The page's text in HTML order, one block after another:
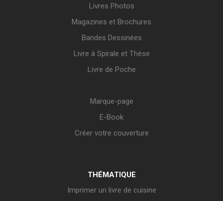
Livres Photos
Magazines et Brochures
Bandes Dessinées
Livre à Spirale et Thèse
Livre de Poche
Marque-page
E-Book
Créer votre couverture
THÉMATIQUE
Imprimer un livre de cuisine